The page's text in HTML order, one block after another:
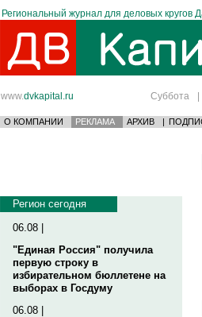
Региональный журнал для деловых кругов
www.dvkapital.ru Суббота |
О КОМПАНИИ РЕКЛАМА АРХИВ |
Регион сегодня
06.08 |
"Единая Россия" получила
первую строку в
избирательном бюллетене на
выборах в Госдуму
06.08 |